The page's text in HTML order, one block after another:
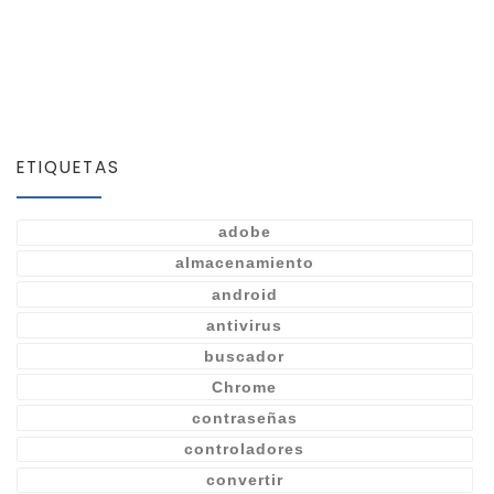
ETIQUETAS
adobe
almacenamiento
android
antivirus
buscador
Chrome
contraseñas
controladores
convertir